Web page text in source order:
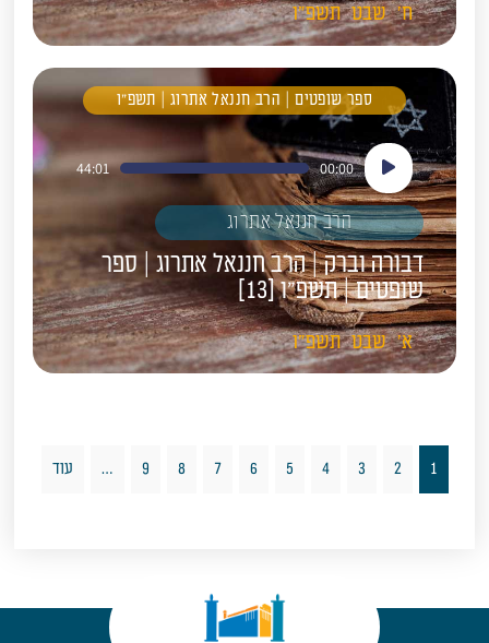
ח' שבט תשפ"ו
ספר שופטים | הרב חננאל אתרוג | תשפ"ו
נגן
אודיו
00:00
44:01
הרב חננאל אתרוג
דבורה וברק | הרב חננאל אתרוג | ספר
שופטים | תשפ"ו [13]
א' שבט תשפ"ו
1
2
3
4
5
6
7
8
9
… עוד